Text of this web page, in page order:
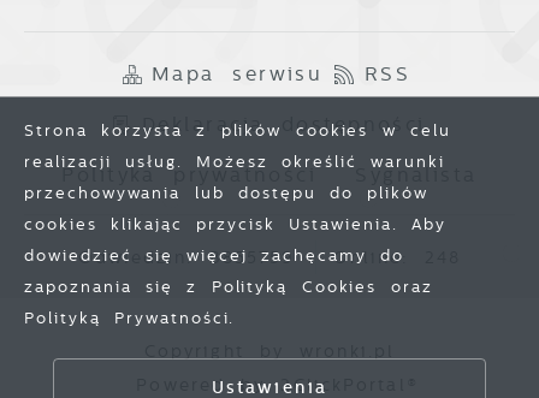
Mapa serwisu RSS
Deklaracja dostępności
Polityka prywatności Sygnalista
Odwiedzin: 3855759 Online: 248
Powered by 2ClickPortal®
Strona korzysta z plików cookies w celu
realizacji usług. Możesz określić warunki
przechowywania lub dostępu do plików
cookies klikając przycisk Ustawienia. Aby
dowiedzieć się więcej zachęcamy do
zapoznania się z Polityką Cookies oraz
Polityką Prywatności.
Ustawienia